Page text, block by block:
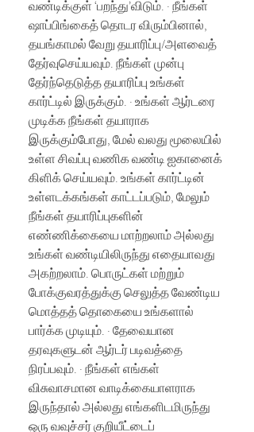
வண்டிக்குள் ‘பறந்து’விடும். · நீங்கள்
ஷாப்பிங்கைத் தொடர விரும்பினால்,
தயங்காமல் வேறு தயாரிப்பு/அளவைத்
தேர்வுசெய்யவும். நீங்கள் முன்பு
தேர்ந்தெடுத்த தயாரிப்பு உங்கள்
கார்ட்டில் இருக்கும். · உங்கள் ஆர்டரை
முடிக்க நீங்கள் தயாராக
இருக்கும்போது, மேல் வலது மூலையில்
உள்ள சிவப்பு வணிக வண்டி ஐகானைக்
கிளிக் செய்யவும். உங்கள் கார்ட்டின்
உள்ளடக்கங்கள் காட்டப்படும், மேலும்
நீங்கள் தயாரிப்புகளின்
எண்ணிக்கையை மாற்றலாம் அல்லது
உங்கள் வண்டியிலிருந்து எதையாவது
அகற்றலாம். பொருட்கள் மற்றும்
போக்குவரத்துக்கு செலுத்த வேண்டிய
மொத்தத் தொகையை உங்களால்
பார்க்க முடியும். · தேவையான
தரவுகளுடன் ஆர்டர் படிவத்தை
நிரப்பவும். · நீங்கள் எங்கள்
விசுவாசமான வாடிக்கையாளராக
இருந்தால் அல்லது எங்களிடமிருந்து
ஒரு வவுச்சர் குறியீட்டைப்